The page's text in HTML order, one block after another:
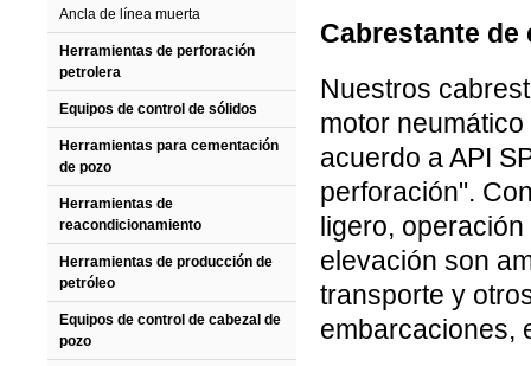
Ancla de línea muerta
Herramientas de perforación
petrolera
Equipos de control de sólidos
Herramientas para cementación
de pozo
Herramientas de
reacondicionamiento
Herramientas de producción de
petróleo
Equipos de control de cabezal de
pozo
Cabrestante de
Nuestros
motor
acuerdo a API
perforación".
ligero,
elevación son
transporte y
embarcaciones,